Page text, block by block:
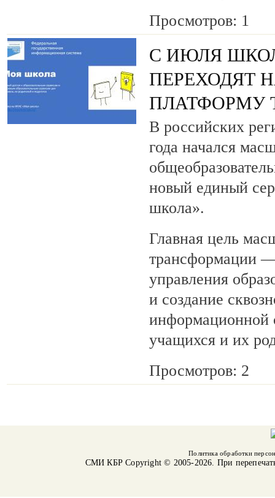
Просмотров: 1
С ИЮЛЯ
ПЕРЕХОДЯТ
ПЛАТФОРМУ
В российских
года начался
новый единый
школа».
Главная цель
трансформации —
управления
и создание
информационной
учащихся и их
Просмотров: 2
Политика обработки
СМИ КБРCopyright © 2005-2026. При